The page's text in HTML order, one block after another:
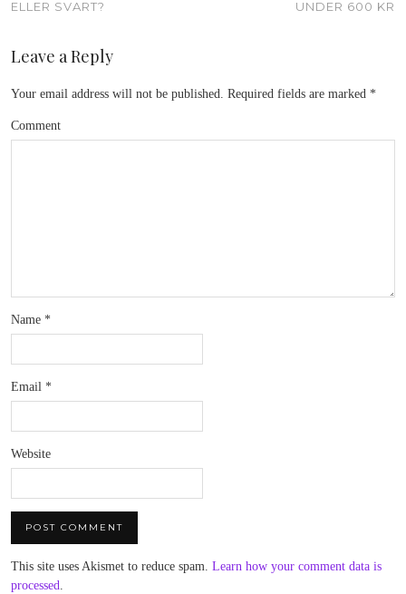
ELLER SVART? UNDER 600 KR
Leave a Reply
Your email address will not be published. Required fields are marked *
Comment
Name *
Email *
Website
This site uses Akismet to reduce spam. Learn how your comment data is
processed.